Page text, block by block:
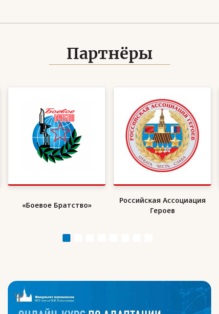
Партнёры
«Боевое Братство»
Российская Ассоциация
Героев